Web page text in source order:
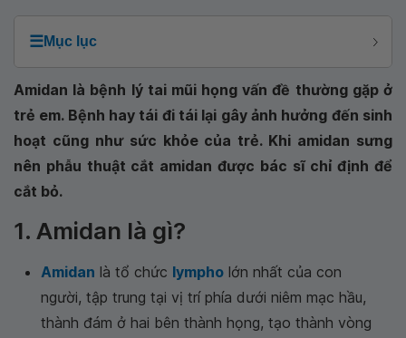
☰Mục lục
Amidan là bệnh lý tai mũi họng vấn đề thường gặp ở
trẻ em. Bệnh hay tái đi tái lại gây ảnh hưởng đến sinh
hoạt cũng như sức khỏe của trẻ. Khi amidan sưng
nên phẫu thuật cắt amidan được bác sĩ chỉ định để
cắt bỏ.
1. Amidan là gì?
Amidan là tổ chức lympho lớn nhất của con
người, tập trung tại vị trí phía dưới niêm mạc hầu,
thành đám ở hai bên thành họng, tạo thành vòng